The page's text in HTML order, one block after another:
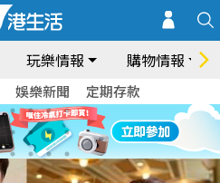
玩樂情報 購物情報
娛樂新聞 定期存款